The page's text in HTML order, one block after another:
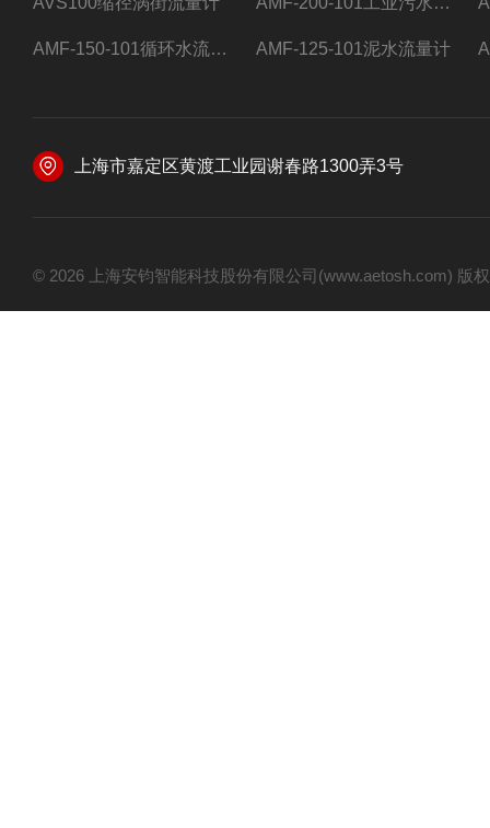
AMF-150-101循环水流量计,电磁流量计 AMF-125-101泥水流量计
上海市嘉定区黄渡工业园谢春路1300弄3号
© 2026 上海安钧智能科技股份有限公司(www.aetosh.com)